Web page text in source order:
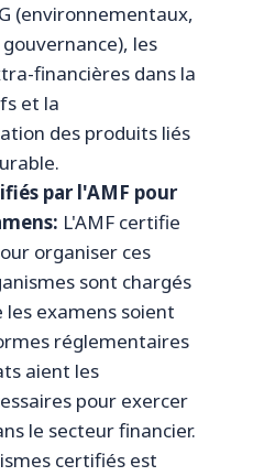
(environnementaux,
les
financières dans la
et la
des produits liés
par l'AMF pour
L'AMF certifie
organiser ces
sont chargés
les examens soient
réglementaires
aient les
pour exercer
le secteur financier.
certifiés est